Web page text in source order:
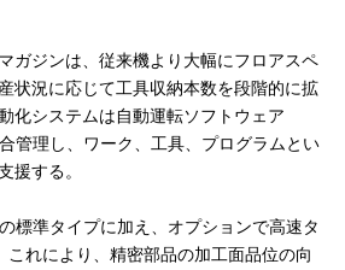
ガジンは、従来機より大幅にフロアスペ
状況に応じて工具収納本数を段階的に拡
化システムは自動運転ソフトウェア
管理し、ワーク、工具、プログラムとい
援する。
の標準タイプに加え、オプションで高速タ
これにより、精密部品の加工面品位の向